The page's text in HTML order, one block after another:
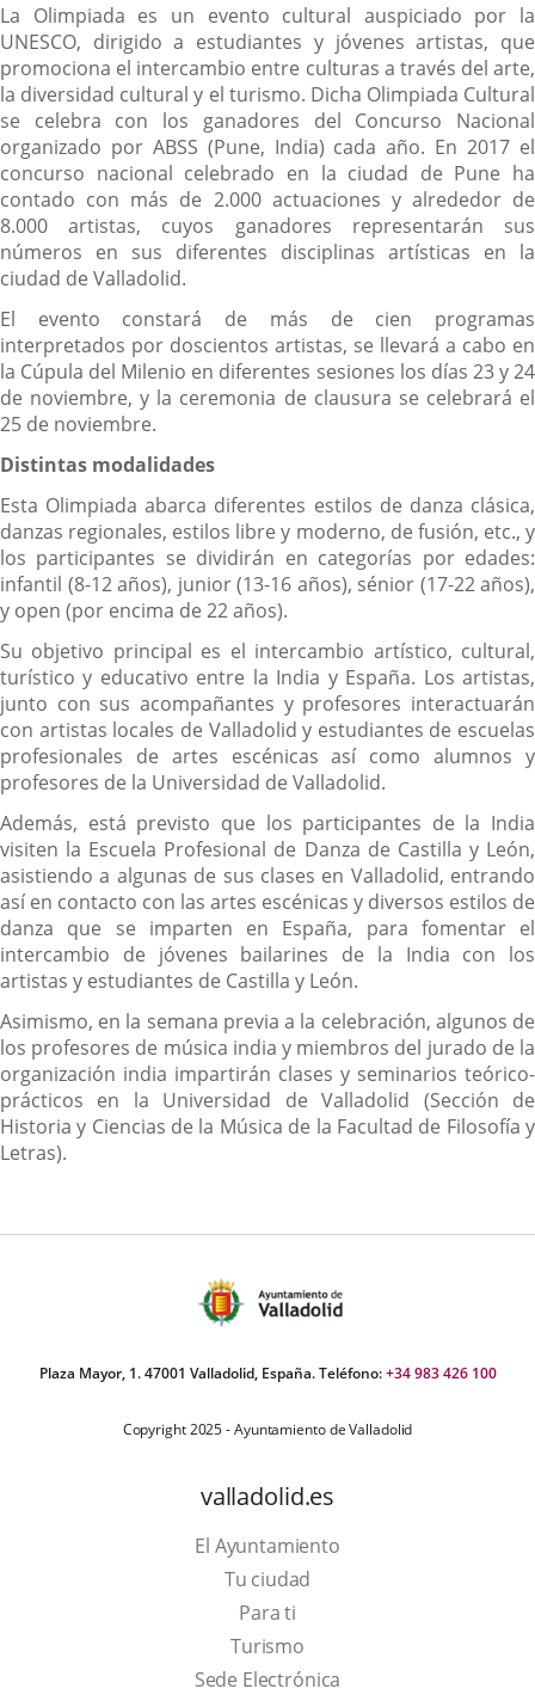
La Olimpiada es un evento cultural auspiciado por la
UNESCO, dirigido a estudiantes y jóvenes artistas, que
promociona el intercambio entre culturas a través del arte,
la diversidad cultural y el turismo. Dicha Olimpiada Cultural
se celebra con los ganadores del Concurso Nacional
organizado por ABSS (Pune, India) cada año. En 2017 el
concurso nacional celebrado en la ciudad de Pune ha
contado con más de 2.000 actuaciones y alrededor de
8.000 artistas, cuyos ganadores representarán sus
números en sus diferentes disciplinas artísticas en la
ciudad de Valladolid.
El evento constará de más de cien programas
interpretados por doscientos artistas, se llevará a cabo en
la Cúpula del Milenio en diferentes sesiones los días 23 y 24
de noviembre, y la ceremonia de clausura se celebrará el
25 de noviembre.
Distintas modalidades
Esta Olimpiada abarca diferentes estilos de danza clásica,
danzas regionales, estilos libre y moderno, de fusión, etc., y
los participantes se dividirán en categorías por edades:
infantil (8-12 años), junior (13-16 años), sénior (17-22 años),
y open (por encima de 22 años).
Su objetivo principal es el intercambio artístico, cultural,
turístico y educativo entre la India y España. Los artistas,
junto con sus acompañantes y profesores interactuarán
con artistas locales de Valladolid y estudiantes de escuelas
profesionales de artes escénicas así como alumnos y
profesores de la Universidad de Valladolid.
Además, está previsto que los participantes de la India
visiten la Escuela Profesional de Danza de Castilla y León,
asistiendo a algunas de sus clases en Valladolid, entrando
así en contacto con las artes escénicas y diversos estilos de
danza que se imparten en España, para fomentar el
intercambio de jóvenes bailarines de la India con los
artistas y estudiantes de Castilla y León.
Asimismo, en la semana previa a la celebración, algunos de
los profesores de música india y miembros del jurado de la
organización india impartirán clases y seminarios teórico-
prácticos en la Universidad de Valladolid (Sección de
Historia y Ciencias de la Música de la Facultad de Filosofía y
Letras).
Plaza Mayor, 1. 47001 Valladolid, España. Teléfono:+34 983 426 100
Copyright 2025 - Ayuntamiento de Valladolid
valladolid.es
El Ayuntamiento
Tu ciudad
Para ti
TurismoThis
link
Sede Electrónica